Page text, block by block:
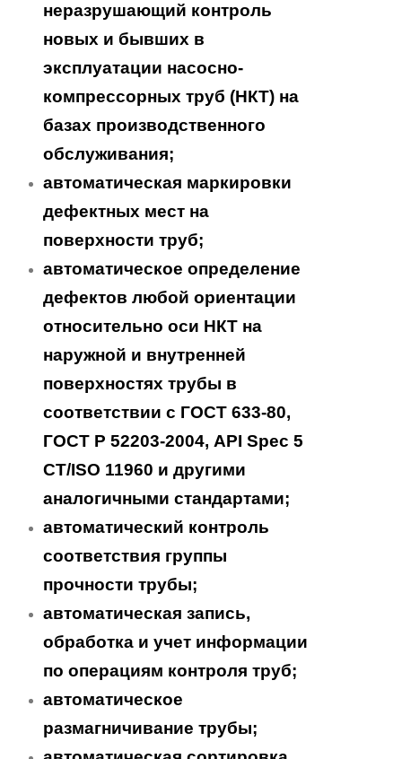
неразрушающий контроль
новых и бывших в
эксплуатации насосно-
компрессорных труб (НКТ) на
базах производственного
обслуживания;
автоматическая маркировки
дефектных мест на
поверхности труб;
автоматическое определение
дефектов любой ориентации
относительно оси НКТ на
наружной и внутренней
поверхностях трубы в
соответствии с ГОСТ 633-80,
ГОСТ Р 52203-2004, API Spec 5
CT/ISO 11960 и другими
аналогичными стандартами;
автоматический контроль
соответствия группы
прочности трубы;
автоматическая запись,
обработка и учет информации
по операциям контроля труб;
автоматическое
размагничивание трубы;